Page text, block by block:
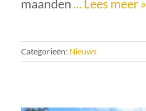
maanden ... Lees meer »
Categorieën: Nieuws